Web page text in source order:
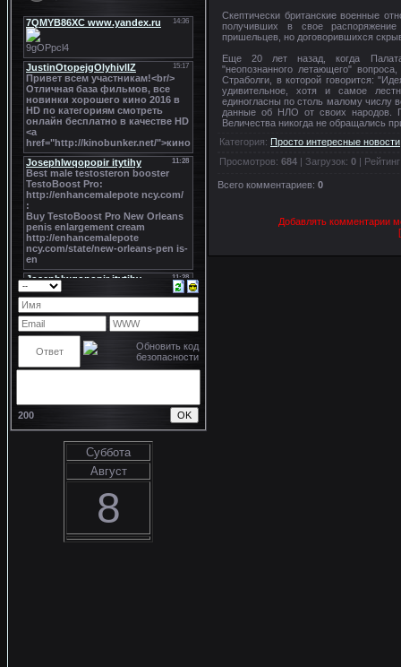
200
Суббота
Август
8
Скептически британские военные
получивших в свое
пришельцев, но договорившихся
Еще 20 лет назад, когда Палата
"неопознанного летающего"
Страболги, в которой говорится:
удивительное, хотя и самое
единогласны по столь малому числу
данные об НЛО от своих народов.
Величества никогда не обращались
Категория: Просто интересные новости
Просмотров: 684 | Загрузок: 0 | Рейтинг
Всего комментариев: 0
Добавлять комментарии